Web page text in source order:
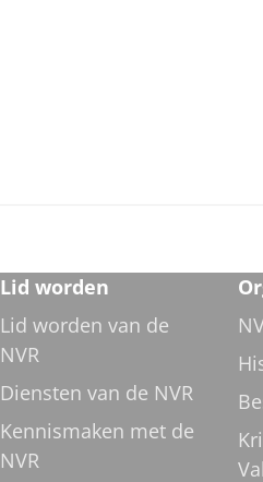
Lid worden
Lid worden van de
NVR
Diensten van de NVR
Kennismaken met de
NVR